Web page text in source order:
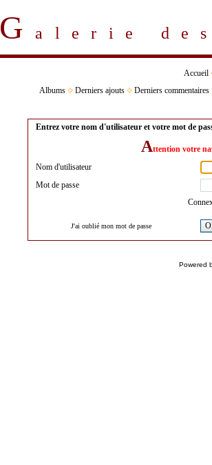
Galerie
Accueil
Albums
Derniers ajouts Derniers commentaires
Entrez votre nom d'utilisateur et votre mot de
Attention votre
Nom d'utilisateur
Mot de passe
J'ai oublié mon mot de passe
Powered